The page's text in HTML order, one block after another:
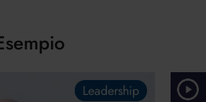
Leadership